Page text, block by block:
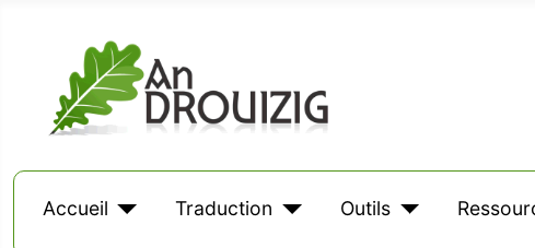
Accueil Traduction Outils